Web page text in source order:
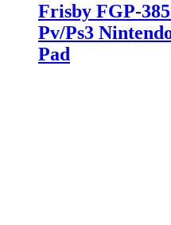
Frisby FGP-
Pv/Ps3
Pad